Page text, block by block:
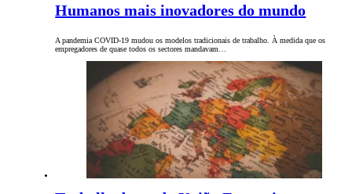
Humanos mais inovadores do mundo
A pandemia COVID-19 mudou os modelos tradicionais de trabalho. À medida que os
empregadores de quase todos os sectores mandavam…